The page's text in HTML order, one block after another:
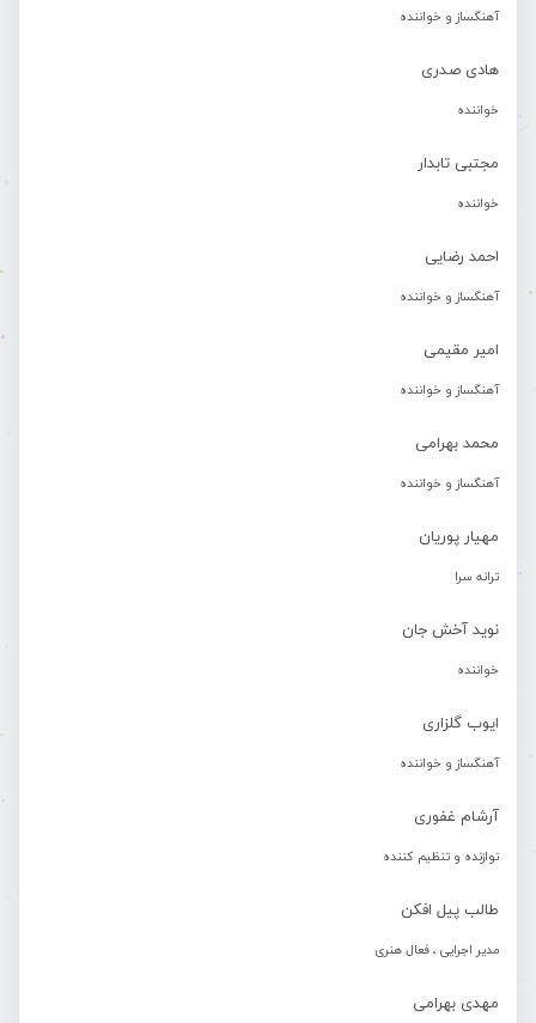
آهنگساز و خواننده
هادی صدری
خواننده
مجتبی تابدار
خواننده
احمد رضایی
آهنگساز و خواننده
امیر مقیمی
آهنگساز و خواننده
محمد بهرامی
آهنگساز و خواننده
مهیار پوریان
ترانه سرا
نوید آخش جان
خواننده
ایوب گلزاری
آهنگساز و خواننده
آرشام غفوری
نوازنده و تنظیم کننده
طالب پیل افکن
مدیر اجرایی ، فعال هنری
مهدی بهرامی